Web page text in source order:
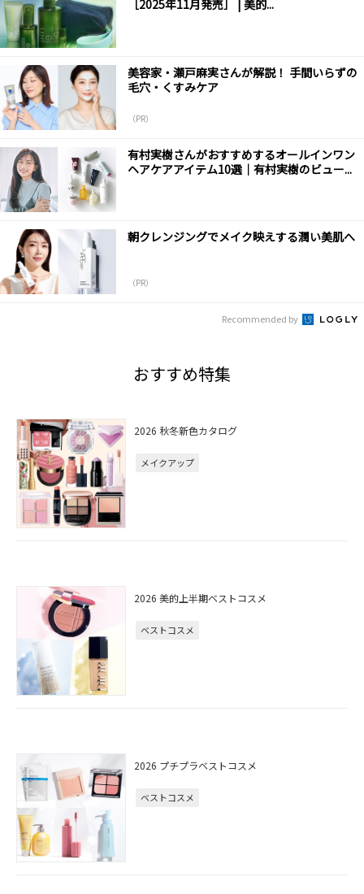
［2025年11月発売］ | 美的...
美容家・瀬戸麻実さんが解説！ 手間いらずの
毛穴・くすみケア
（PR）
有村実樹さんがおすすめするオールインワン
ヘアケアアイテム10選｜有村実樹のビュー...
朝クレンジングでメイク映えする潤い美肌へ
（PR）
Recommended by
おすすめ特集
2026 秋冬新色カタログ
メイクアップ
2026 美的上半期ベストコスメ
ベストコスメ
2026 プチプラベストコスメ
ベストコスメ